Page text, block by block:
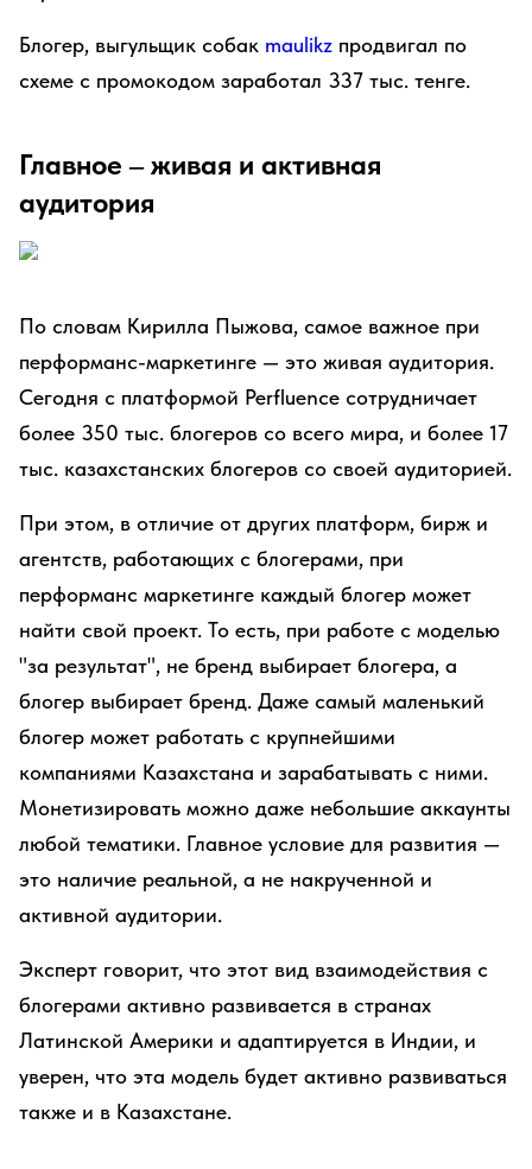
Блогер, выгульщик собак maulikz продвигал по
схеме с промокодом заработал 337 тыс. тенге.
Главное – живая и активная
аудитория
По словам Кирилла Пыжова, самое важное при
перформанс-маркетинге — это живая аудитория.
Сегодня с платформой Perfluence сотрудничает
более 350 тыс. блогеров со всего мира, и более 17
тыс. казахстанских блогеров со своей аудиторией.
При этом, в отличие от других платформ, бирж и
агентств, работающих с блогерами, при
перформанс маркетинге каждый блогер может
найти свой проект. То есть, при работе с моделью
"за результат", не бренд выбирает блогера, а
блогер выбирает бренд. Даже самый маленький
блогер может работать с крупнейшими
компаниями Казахстана и зарабатывать с ними.
Монетизировать можно даже небольшие аккаунты
любой тематики. Главное условие для развития —
это наличие реальной, а не накрученной и
активной аудитории.
Эксперт говорит, что этот вид взаимодействия с
блогерами активно развивается в странах
Латинской Америки и адаптируется в Индии, и
уверен, что эта модель будет активно развиваться
также и в Казахстане.